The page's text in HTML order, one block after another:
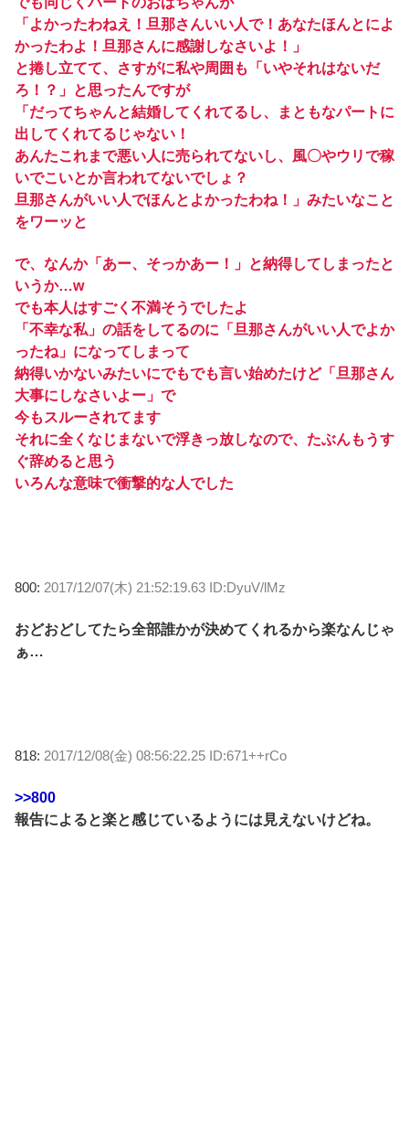
「よかったわねえ！旦那さんいい人で！あなたほんとによ
かったわよ！旦那さんに感謝しなさいよ！」
と捲し立てて、さすがに私や周囲も「いやそれはないだ
ろ！？」と思ったんですが
「だってちゃんと結婚してくれてるし、まともなパートに
出してくれてるじゃない！
あんたこれまで悪い人に売られてないし、風〇やウリで稼
いでこいとか言われてないでしょ？
旦那さんがいい人でほんとよかったわね！」みたいなこと
をワーッと
で、なんか「あー、そっかあー！」と納得してしまったと
いうか…w
でも本人はすごく不満そうでしたよ
「不幸な私」の話をしてるのに「旦那さんがいい人でよか
ったね」になってしまって
納得いかないみたいにでもでも言い始めたけど「旦那さん
大事にしなさいよー」で
今もスルーされてます
それに全くなじまないで浮きっ放しなので、たぶんもうす
ぐ辞めると思う
いろんな意味で衝撃的な人でした
800: 2017/12/07(木) 21:52:19.63 ID:DyuV/lMz
おどおどしてたら全部誰かが決めてくれるから楽なんじゃ
ぁ…
818: 2017/12/08(金) 08:56:22.25 ID:671++rCo
>>800
報告によると楽と感じているようには見えないけどね。